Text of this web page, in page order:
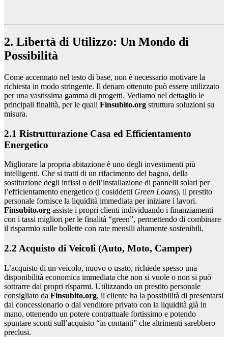
2. Libertà di Utilizzo: Un Mondo di
Possibilità
Come accennato nel testo di base, non è necessario motivare la
richiesta in modo stringente. Il denaro ottenuto può essere utilizzato
per una vastissima gamma di progetti. Vediamo nel dettaglio le
principali finalità, per le quali Finsubito.org struttura soluzioni su
misura.
2.1 Ristrutturazione Casa ed Efficientamento
Energetico
Migliorare la propria abitazione è uno degli investimenti più
intelligenti. Che si tratti di un rifacimento del bagno, della
sostituzione degli infissi o dell’installazione di pannelli solari per
l’efficientamento energetico (i cosiddetti Green Loans), il prestito
personale fornisce la liquidità immediata per iniziare i lavori.
Finsubito.org assiste i propri clienti individuando i finanziamenti
con i tassi migliori per le finalità “green”, permettendo di combinare
il risparmio sulle bollette con rate mensili altamente sostenibili.
2.2 Acquisto di Veicoli (Auto, Moto, Camper)
L’acquisto di un veicolo, nuovo o usato, richiede spesso una
disponibilità economica immediata che non si vuole o non si può
sottrarre dai propri risparmi. Utilizzando un prestito personale
consigliato da Finsubito.org, il cliente ha la possibilità di presentarsi
dal concessionario o dal venditore privato con la liquidità già in
mano, ottenendo un potere contrattuale fortissimo e potendo
spuntare sconti sull’acquisto “in contanti” che altrimenti sarebbero
preclusi.